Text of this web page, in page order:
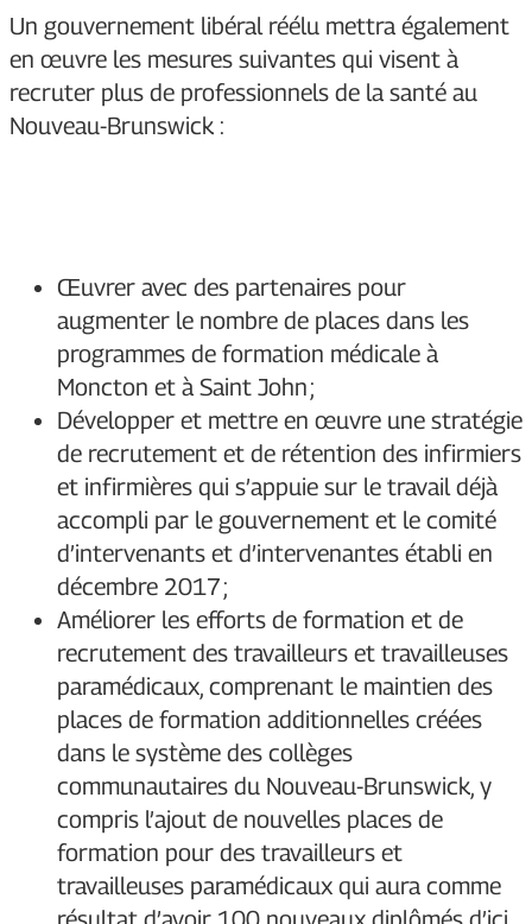
Un gouvernement libéral réélu mettra également
en œuvre les mesures suivantes qui visent à
recruter plus de professionnels de la santé au
Nouveau-Brunswick :
Œuvrer avec des partenaires pour
augmenter le nombre de places dans les
programmes de formation médicale à
Moncton et à Saint John ;
Développer et mettre en œuvre une stratégie
de recrutement et de rétention des infirmiers
et infirmières qui s’appuie sur le travail déjà
accompli par le gouvernement et le comité
d’intervenants et d’intervenantes établi en
décembre 2017 ;
Améliorer les efforts de formation et de
recrutement des travailleurs et travailleuses
paramédicaux, comprenant le maintien des
places de formation additionnelles créées
dans le système des collèges
communautaires du Nouveau-Brunswick, y
compris l’ajout de nouvelles places de
formation pour des travailleurs et
travailleuses paramédicaux qui aura comme